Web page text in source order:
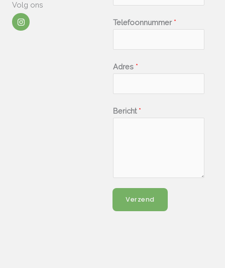
Volg ons
I
n
s
Telefoonnummer *
Adres *
Bericht *
Verzend